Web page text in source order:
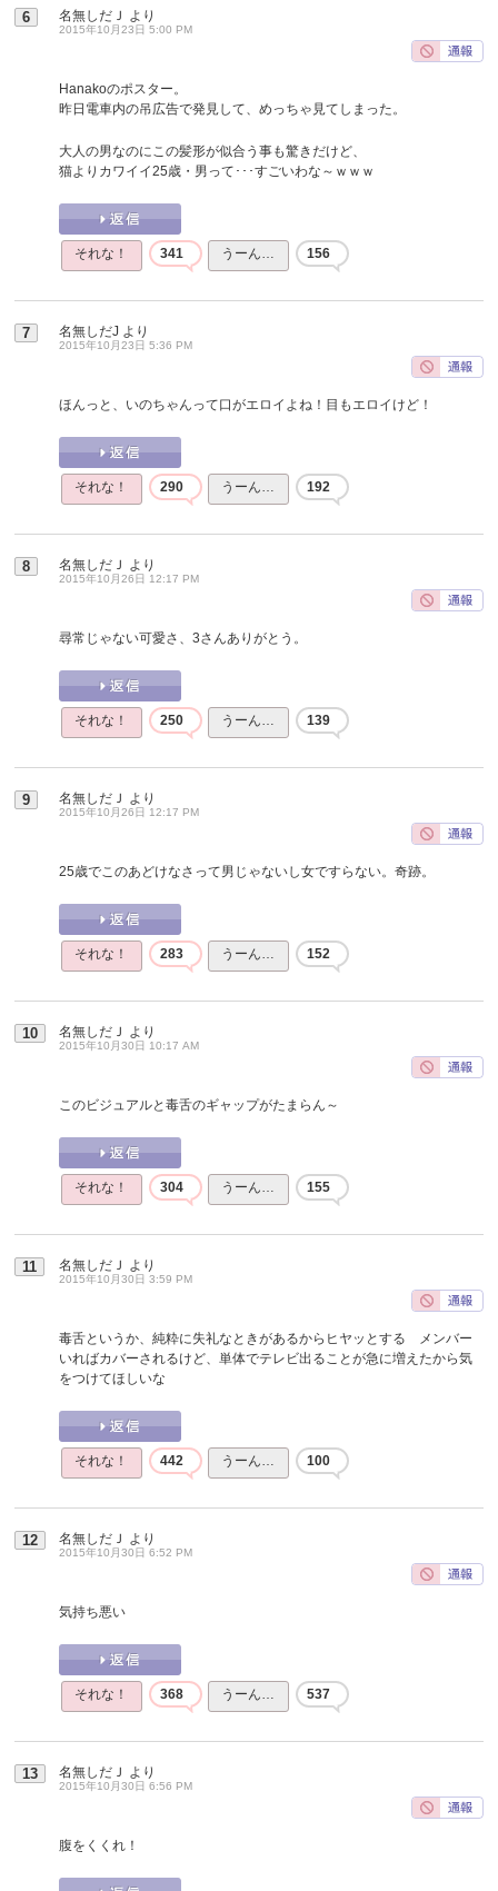
6 名無しだＪ より
2015年10月23日 5:00 PM
Hanakoのポスター。
昨日電車内の吊広告で発見して、めっちゃ見てしまった。
大人の男なのにこの髪形が似合う事も驚きだけど、
猫よりカワイイ25歳・男って･･･すごいわな～ｗｗｗ
それな！ 341 うーん… 156
7 名無しだJ より
2015年10月23日 5:36 PM
ほんっと、いのちゃんって口がエロイよね！目もエロイけど！
それな！ 290 うーん… 192
8 名無しだＪ より
2015年10月26日 12:17 PM
尋常じゃない可愛さ、3さんありがとう。
それな！ 250 うーん… 139
9 名無しだＪ より
2015年10月26日 12:17 PM
25歳でこのあどけなさって男じゃないし女ですらない。奇跡。
それな！ 283 うーん… 152
10 名無しだＪ より
2015年10月30日 10:17 AM
このビジュアルと毒舌のギャップがたまらん～
それな！ 304 うーん… 155
11 名無しだＪ より
2015年10月30日 3:59 PM
毒舌というか、純粋に失礼なときがあるからヒヤッとする メンバー
いればカバーされるけど、単体でテレビ出ることが急に増えたから気
をつけてほしいな
それな！ 442 うーん… 100
12 名無しだＪ より
2015年10月30日 6:52 PM
気持ち悪い
それな！ 368 うーん… 537
13 名無しだＪ より
2015年10月30日 6:56 PM
腹をくくれ！